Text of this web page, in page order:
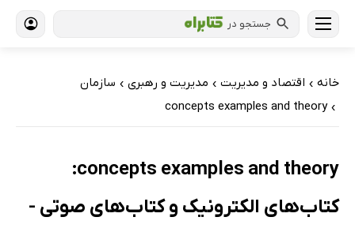
جستجو در
خانه › اقتصاد و مدیریت › مدیریت و رهبری › سازمان
›
concepts examples and theory
concepts examples and theory:
کتاب‌های الکترونیک و کتاب‌های صوتی -